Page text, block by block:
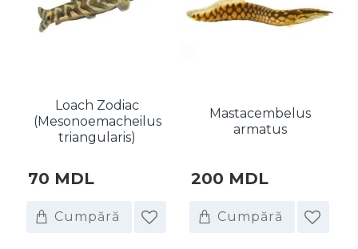
Loach Zodiac
(Mesonoemacheilus
triangularis)
70 MDL
Cumpără
Mastacembelus
armatus
200 MDL
Cumpără